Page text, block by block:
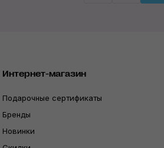
Интернет-магазин
Подарочные сертификаты
Бренды
Новинки